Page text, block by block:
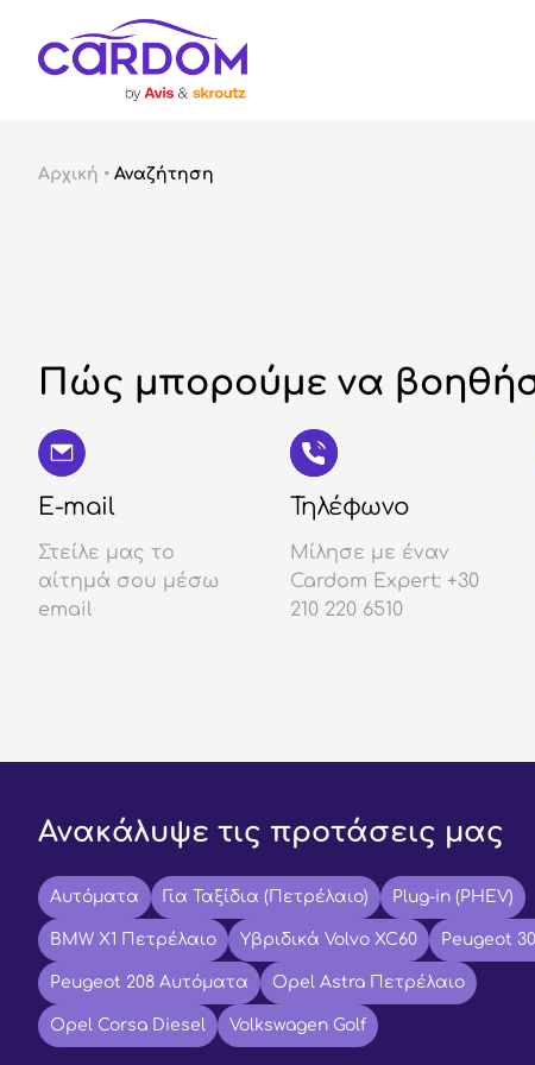
Αρχική • Αναζήτηση
Πώς μπορούμε να
E-mail
Στείλε μας το
αίτημά σου μέσω
email
Τηλέφωνο
Μίλησε με έναν
Cardom Expert: +30
210 220 6510
Ανακάλυψε τις προτάσεις μας
Αυτόματα Για Ταξίδια (Πετρέλαιο) Plug-in (PHEV)
BMW X1 Πετρέλαιο Υβριδικά Volvo XC60 Peugeot
Peugeot 208 Αυτόματα Opel Astra Πετρέλαιο
Opel Corsa Diesel Volkswagen Golf